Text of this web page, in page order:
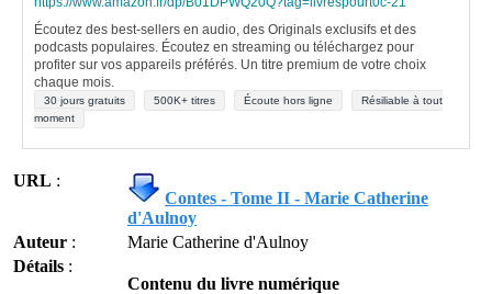
Écoutez des best-sellers en audio, des Originals exclusifs et des
podcasts populaires. Écoutez en streaming ou téléchargez pour
profiter sur vos appareils préférés. Un titre premium de votre choix
chaque mois.
30 jours gratuits 500K+ titres Écoute hors ligne
Résiliable à tout
moment
URL :
Contes - Tome II - Marie Catherine
d'Aulnoy
Auteur :
Marie Catherine d'Aulnoy
Détails :
Contenu du livre numérique